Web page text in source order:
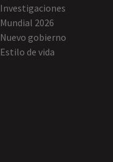
Investigaciones
Mundial 2026
Nuevo gobierno
Estilo de vida